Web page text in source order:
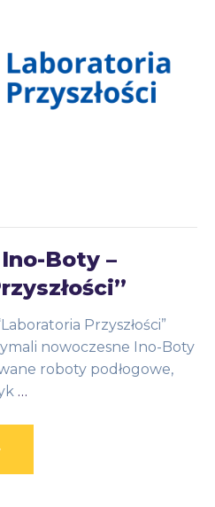
Boty –
Przyszłości”
nowoczesne Ino-Boty
roboty podłogowe,
…